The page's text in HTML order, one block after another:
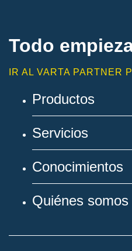
Todo
IR AL VARTA PARTNER
Productos
Servicios
Conocimientos
Quiénes somos